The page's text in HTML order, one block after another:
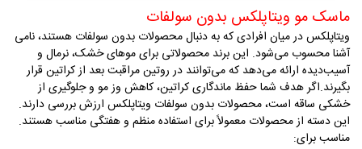
ماسک مو ویتاپلکس بدون سولفات
ویتاپلکس در میان افرادی که به دنبال محصولات بدون سولفات هستند، نامی
آشنا محسوب می‌شود. این برند محصولاتی برای موهای خشک، نرمال و
آسیب‌دیده ارائه می‌دهد که می‌توانند در روتین مراقبت بعد از کراتین قرار
بگیرند.اگر هدف شما حفظ ماندگاری کراتین، کاهش وز مو و جلوگیری از
خشکی ساقه است، محصولات بدون سولفات ویتاپلکس ارزش بررسی دارند.
این دسته از محصولات معمولاً برای استفاده منظم و هفتگی مناسب هستند.
مناسب برای: